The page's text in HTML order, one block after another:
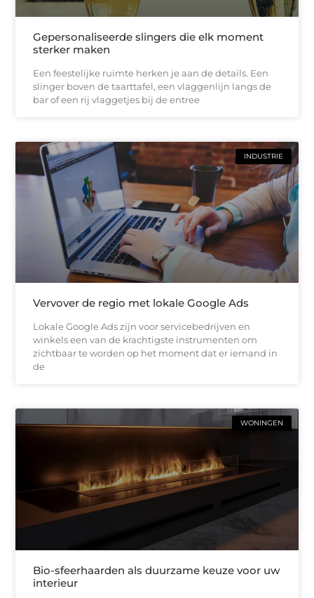
Gepersonaliseerde slingers die elk moment
sterker maken
Een feestelijke ruimte herken je aan de details. Een
slinger boven de taarttafel, een vlaggenlijn langs de
bar of een rij vlaggetjes bij de entree
INDUSTRIE
Vervover de regio met lokale Google Ads
Lokale Google Ads zijn voor servicebedrijven en
winkels een van de krachtigste instrumenten om
zichtbaar te worden op het moment dat er iemand in
de
WONINGEN
Bio-sfeerhaarden als duurzame keuze voor uw
interieur